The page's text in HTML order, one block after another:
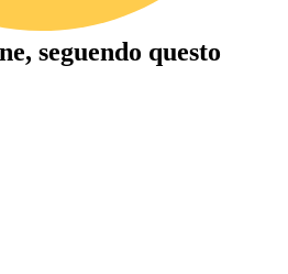
seguendo questo